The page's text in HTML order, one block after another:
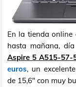
En la tienda online
hasta mañana,
Aspire 5 A515-57-
euros, un
de 15,6" con muy